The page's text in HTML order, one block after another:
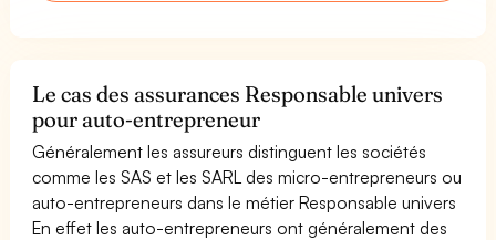
Le cas des assurances Responsable univers
pour auto-entrepreneur
Généralement les assureurs distinguent les sociétés
comme les SAS et les SARL des micro-entrepreneurs ou
auto-entrepreneurs dans le métier Responsable univers
En effet les auto-entrepreneurs ont généralement des